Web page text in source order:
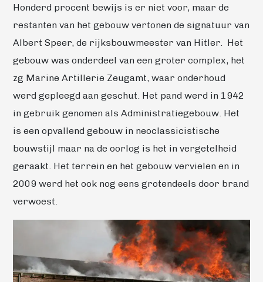
Honderd procent bewijs is er niet voor, maar de
restanten van het gebouw vertonen de signatuur van
Albert Speer, de rijksbouwmeester van Hitler. Het
gebouw was onderdeel van een groter complex, het
zg Marine Artillerie Zeugamt, waar onderhoud
werd gepleegd aan geschut. Het pand werd in 1942
in gebruik genomen als Administratiegebouw. Het
is een opvallend gebouw in neoclassicistische
bouwstijl maar na de oorlog is het in vergetelheid
geraakt. Het terrein en het gebouw vervielen en in
2009 werd het ook nog eens grotendeels door brand
verwoest.